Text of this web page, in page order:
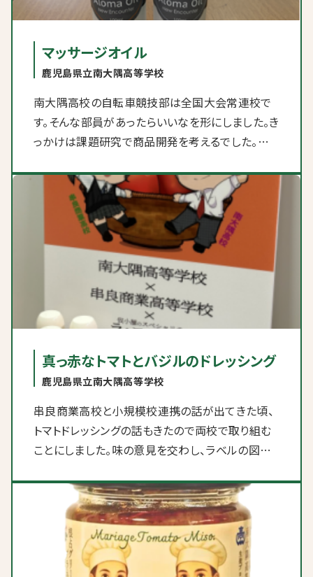
マッサージオイル
鹿児島県立南大隅高等学校
南大隅高校の自転車競技部は全国大会常連校で
す。そんな部員があったらいいなを形にしました。き
っかけは課題研究で商品開発を考えるでした。地
コスメを手がける地元の企業「ボタニカルファクト
リー」さんと関わることができました。 普段高価な
マッサージオイルを少しでも安く提供できないか、
このオイルを使用することでパフォーマンスの向上
に繋げられないか、といったアスリート目線の商品
となっています。
真っ赤なトマトとバジルのドレッシング
鹿児島県立南大隅高等学校
串良商業高校と小規模校連携の話が出てきた頃、
トマトドレッシングの話もきたので両校で取り組む
ことにしました。味の意見を交わし、ラベルの図案
に、お互いの制服を着たキャラクターを左右に配置
しました。 最初は市販のトマトピューレを使用して
いましたが、地元のトマト農家さんのご厚意で皮が
裂けかけたような通常では市場にでない廃棄され
るものを提供していただきエコな取り組みができ